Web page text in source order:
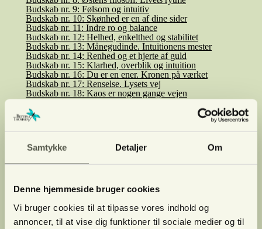
Samtykke Detaljer Om
Denne hjemmeside bruger cookies
Vi bruger cookies til at tilpasse vores indhold og
annoncer, til at vise dig funktioner til sociale medier og til
Budskab nr. 9: Følsom og intuitiv
Budskab nr. 10: Skønhed er en af dine sider
Budskab nr. 11: Indre ro og balance
Budskab nr. 12: Helhed, enkelthed og stabilitet
Budskab nr. 13: Månegudinde. Intuitionens mester
Budskab nr. 14: Renhed og et hjerte af guld
Budskab nr. 15: Klarhed, overblik og intuition
Budskab nr. 16: Du er en ener. Kronen på værket
Budskab nr. 17: Renselse. Lysets vej
Budskab nr. 18: Kaos er nogen gange vejen
Aktivitetskalender
Certificeret uddannelse
Forløb & kurser
Billetter
Netværk
Clairvoyance/afdød Kontakt